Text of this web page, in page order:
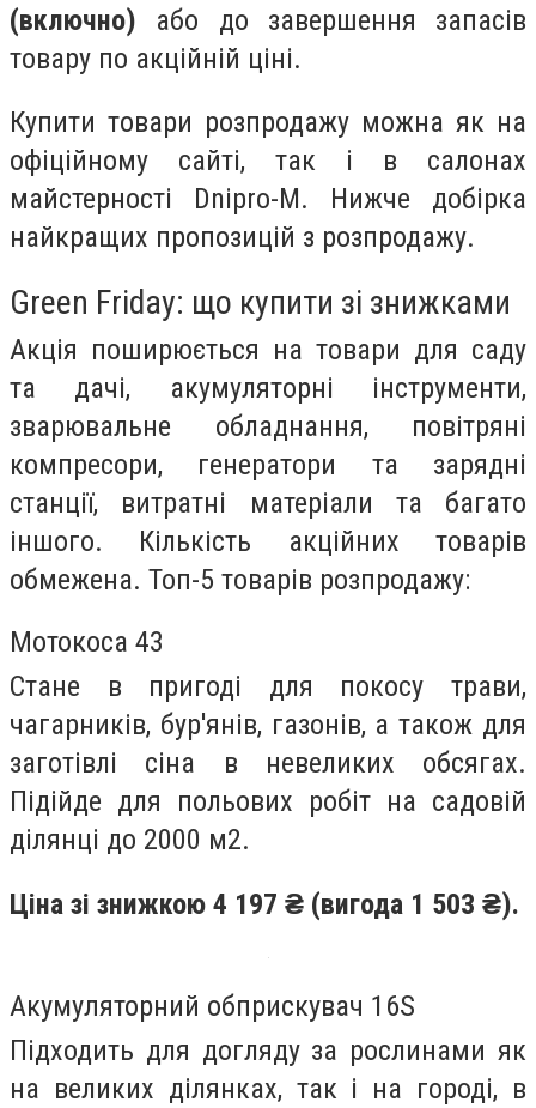
(включно) або до завершення запасів
товару по акційній ціні.
Купити товари розпродажу можна як на
офіційному сайті, так і в салонах
майстерності Dnipro-M. Нижче добірка
найкращих пропозицій з розпродажу.
Green Friday: що купити зі знижками
Акція поширюється на товари для саду
та дачі, акумуляторні інструменти,
зварювальне обладнання, повітряні
компресори, генератори та зарядні
станції, витратні матеріали та багато
іншого. Кількість акційних товарів
обмежена. Топ-5 товарів розпродажу:
Мотокоса 43
Стане в пригоді для покосу трави,
чагарників, бур'янів, газонів, а також для
заготівлі сіна в невеликих обсягах.
Підійде для польових робіт на садовій
ділянці до 2000 м2.
Ціна зі знижкою 4 197 ₴ (вигода 1 503 ₴).
Акумуляторний обприскувач 16S
Підходить для догляду за рослинами як
на великих ділянках, так і на городі, в